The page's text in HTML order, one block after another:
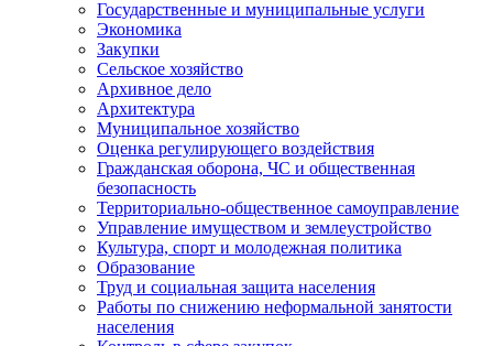
Государственные и муниципальные услуги
Экономика
Закупки
Сельское хозяйство
Архивное дело
Архитектура
Муниципальное хозяйство
Оценка регулирующего воздействия
Гражданская оборона, ЧС и общественная
безопасность
Территориально-общественное самоуправление
Управление имуществом и землеустройство
Культура, спорт и молодежная политика
Образование
Труд и социальная защита населения
Работы по снижению неформальной занятости
населения